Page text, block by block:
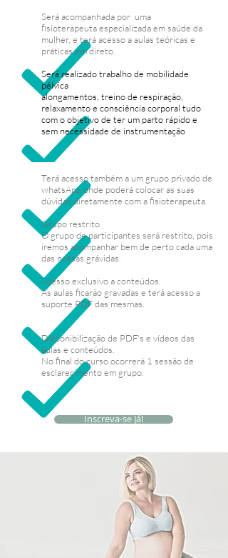
Será acompanhada por uma
fisioterapeuta especializada em saúde da
mulher, e terá acesso a aulas teóricas e
práticas em direto.
Será realizado trabalho de mobilidade
pélvica
alongamentos, treino de respiração,
relaxamento e consciência corporal tudo
com o objetivo de ter um parto rápido e
sem necessidade de instrumentação
Terá acesso também a um grupo privado de
whatsApp onde poderá colocar as suas
dúvidas diretamente com a fisioterapeuta.
Grupo restrito
O grupo de participantes será restrito, pois
iremos acompanhar bem de perto cada uma
das nossas grávidas.
Acesso exclusivo a conteúdos.
As aulas ficarão gravadas e terá acesso a
suporte PDF das mesmas.
Disponibilização de PDF's e vídeos das
aulas e conteúdos.
No final do curso ocorrerá 1 sessão de
esclarecimento em grupo.
Inscreva-se Já!